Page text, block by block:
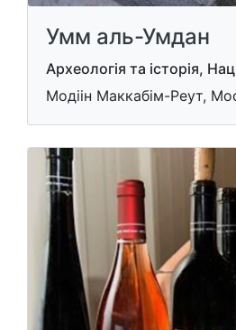
Умм аль-Умдан
Археологія та історія,
Модіін Маккабім-Реут,